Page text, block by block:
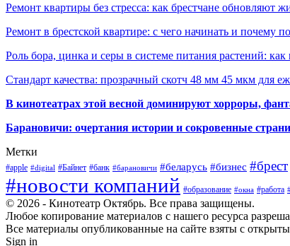
Ремонт квартиры без стресса: как брестчане обновляют
Ремонт в брестской квартире: с чего начинать и почему
Роль бора, цинка и серы в системе питания растений: как
Стандарт качества: прозрачный скотч 48 мм 45 мкм для
В кинотеатрах этой весной доминируют хорроры,
Барановичи: очертания истории и сокровенные
Метки
#apple #digital #Байнет #банк #барановичи #беларусь #бизнес #брест
#новости компаний #образование #окна #работа
© 2026 - Кинотеатр Октябрь. Все права защищены.
Любое копирование материалов с нашего ресурса
Все материалы опубликованные на сайте взяты с
Sign in